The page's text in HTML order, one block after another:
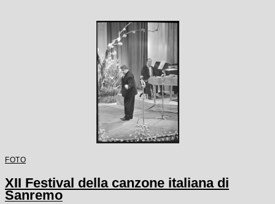
FOTO
XII Festival della canzone italiana di
Sanremo